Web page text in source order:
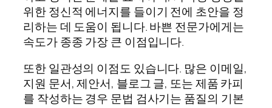
위한 정신적 에너지를 들이기 전에 초안을 정
리하는 데 도움이 됩니다. 바쁜 전문가에게는
속도가 종종 가장 큰 이점입니다.
또한 일관성의 이점도 있습니다. 많은 이메일,
지원 문서, 제안서, 블로그 글, 또는 제품 카피
를 작성하는 경우 문법 검사기는 품질의 기본